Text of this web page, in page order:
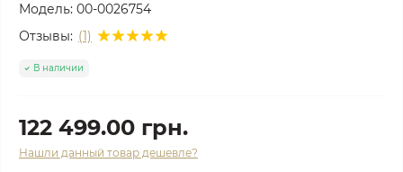
Модель: 00-0026754
Отзывы: (1)
В наличии
122 499.00 грн.
Нашли данный товар дешевле?